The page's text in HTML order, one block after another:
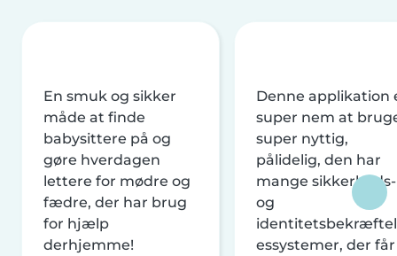
En smuk og sikker
måde at finde
babysittere på og
gøre hverdagen
lettere for mødre og
fædre, der har brug
for hjælp
derhjemme!
Denne applikation
super nem at
super nyttig,
pålidelig, den har
mange sikkerheds-
og
essystemer, der får